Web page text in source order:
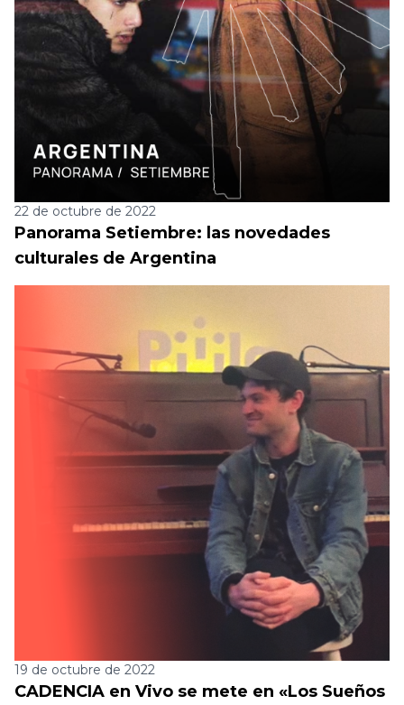
22 de octubre de 2022
Panorama Setiembre: las novedades
culturales de Argentina
19 de octubre de 2022
CADENCIA en Vivo se mete en «Los Sueños